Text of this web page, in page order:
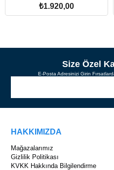
₺1.920,00
Size Özel
E-Posta Adresinizi Girin
HAKKIMIZDA
Mağazalarımız
Gizlilik Politikası
KVKK Hakkında Bilgilendirme